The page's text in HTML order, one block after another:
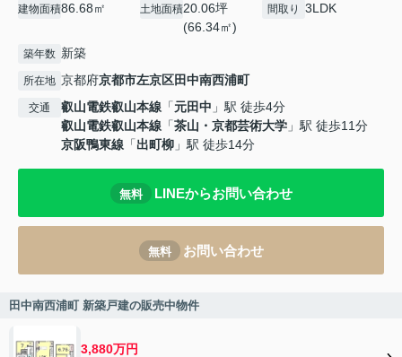
建物面積86.68㎡ 土地面積20.06坪
(66.34㎡)
間取り 3LDK
築年数 新築
所在地 京都府京都市左京区田中南西浦町
交通 叡山電鉄叡山本線 「元田中 」駅 徒歩4分
叡山電鉄叡山本線 「茶山・京都芸術大学 」駅 徒歩11分
京阪鴨東線 「出町柳 」駅 徒歩14分
無料 LINEからお問い合わせ
無料 お問い合わせ
田中南西浦町 新築戸建の販売中物件
3,880万円